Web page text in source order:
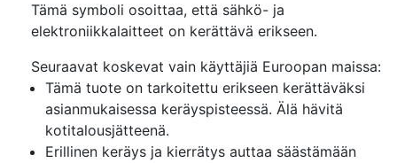
Tämä symboli osoittaa, että sähkö- ja
elektroniikkalaitteet on kerättävä erikseen.
Seuraavat koskevat vain käyttäjiä Euroopan maissa:
Tämä tuote on tarkoitettu erikseen kerättäväksi
asianmukaisessa keräyspisteessä. Älä hävitä
kotitalousjätteenä.
Erillinen keräys ja kierrätys auttaa säästämään